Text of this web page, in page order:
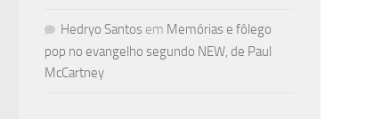
Hedryo Santos em Memórias e fôlego
pop no evangelho segundo NEW, de Paul
McCartney